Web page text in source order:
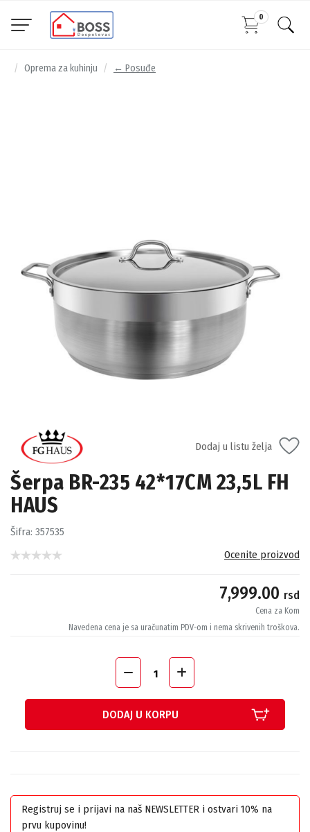
0
Oprema za kuhinju ← Posuđe
Dodaj u listu želja
Šerpa BR-235 42*17CM 23,5L FH
HAUS
Šifra: 357535
Ocenite proizvod
7,999.00 rsd
Cena za Kom
Navedena cena je sa uračunatim PDV-om i nema skrivenih troškova.
DODAJ U KORPU
Registruj se i prijavi na naš NEWSLETTER i ostvari 10% na
prvu kupovinu!